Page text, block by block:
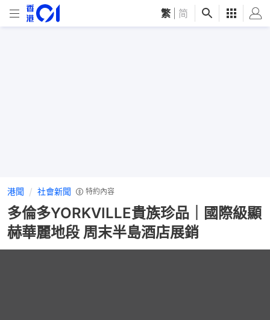
繁 简
港聞 社會新聞 特約內容
多倫多YORKVILLE貴族珍品｜國際級顯
赫華麗地段 周末半島酒店展銷